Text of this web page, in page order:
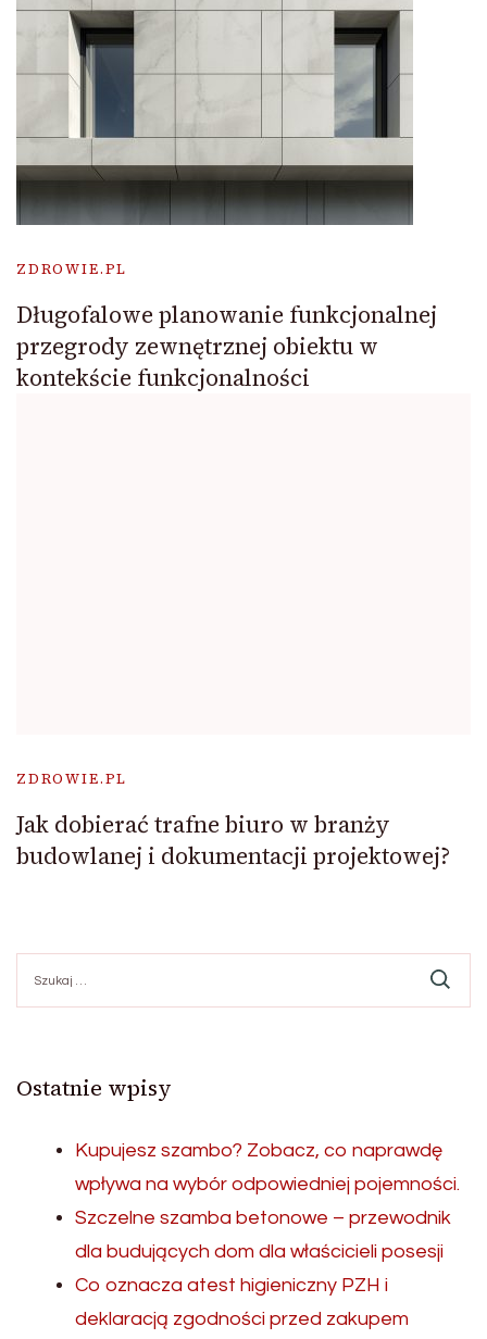
ZDROWIE.PL
Długofalowe planowanie funkcjonalnej
przegrody zewnętrznej obiektu w
kontekście funkcjonalności
ZDROWIE.PL
Jak dobierać trafne biuro w branży
budowlanej i dokumentacji projektowej?
Ostatnie wpisy
Kupujesz szambo? Zobacz, co naprawdę
wpływa na wybór odpowiedniej pojemności.
Szczelne szamba betonowe – przewodnik
dla budujących dom dla właścicieli posesji
Co oznacza atest higieniczny PZH i
deklaracją zgodności przed zakupem